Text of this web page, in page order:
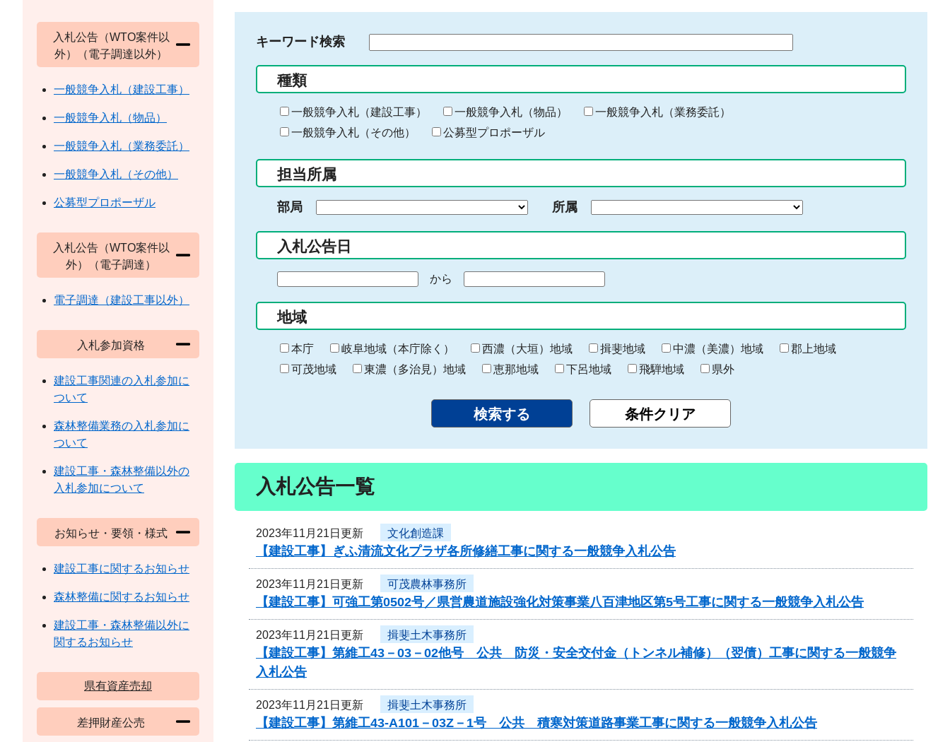
キーワード検索
る
キ
ー
ー
入
力
種類
一般競争入札（建設工事） 一般競争入札（物品）
一般競争入札（業務委託）
一般競争入札（その他）
公募型プロポーザル
担当所属
部局 所属
入札公告日
の
始
ま
り
から
終
わ
り
地域
本庁 岐阜地域（本庁除く） 西濃（大垣）地域 揖斐地域 中濃（美濃）地域
郡上地域
可茂地域
東濃（多治見）地域 恵那地域 下呂地域 飛騨地域 県外
入札公告一覧
2023年11月21日更新 文化創造課
【建設工事】ぎふ清流文化プラザ各所修繕工事に関する一般競争入札公告
2023年11月21日更新 可茂農林事務所
【建設工事】可強工第0502号／県営農道施設強化対策事業八百津地区第5号工事に関する一般競争入札公告
2023年11月21日更新 揖斐土木事務所
【建設工事】第維工43－03－02他号 公共 防災・安全交付金（トンネル補修）（翌債）工事に関する一般競争
入札公告
2023年11月21日更新 揖斐土木事務所
【建設工事】第維工43-A101－03Z－1号 公共 積寒対策道路事業工事に関する一般競争入札公告
入札公告（WTO案件以
外）（電子調達以外）
一般競争入札（建設工事）
一般競争入札（物品）
一般競争入札（業務委託）
一般競争入札（その他）
公募型プロポーザル
入札公告（WTO案件以
外）（電子調達）
電子調達（建設工事以外）
入札参加資格
建設工事関連の入札参加に
ついて
森林整備業務の入札参加に
ついて
建設工事・森林整備以外の
入札参加について
お知らせ・要領・様式
建設工事に関するお知らせ
森林整備に関するお知らせ
建設工事・森林整備以外に
関するお知らせ
県有資産売却
差押財産公売